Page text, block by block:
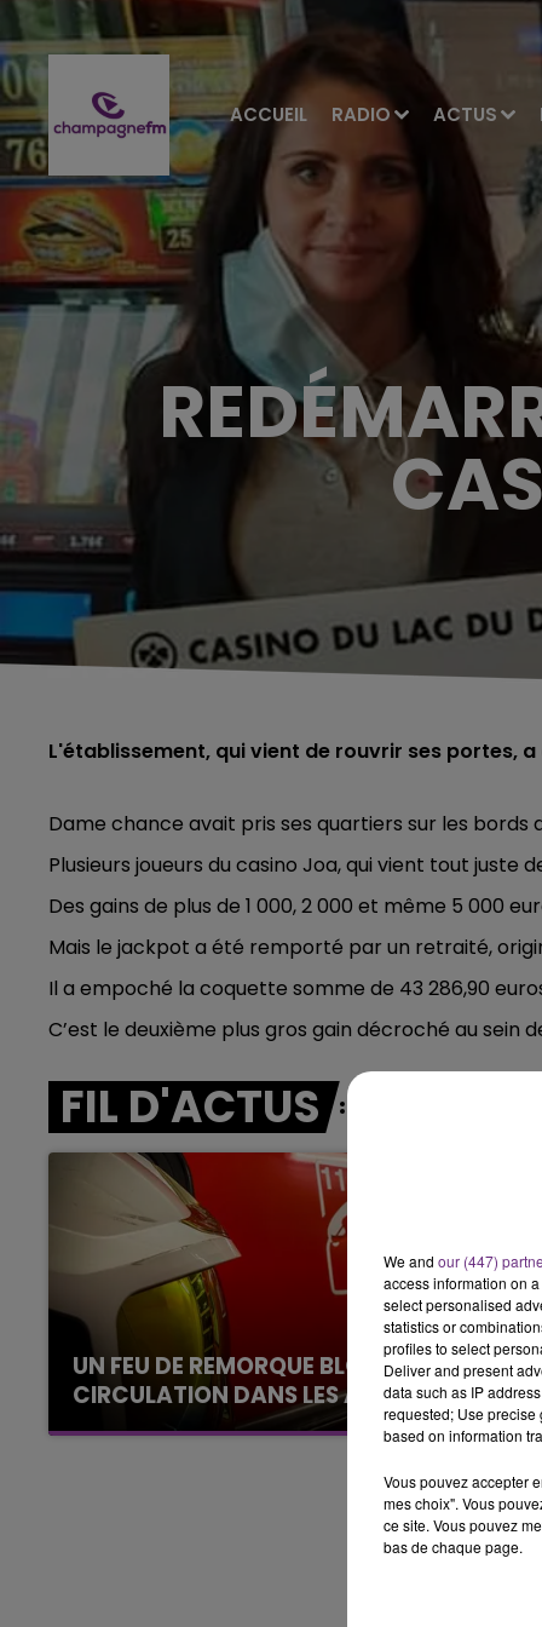
ACCUEIL RADIO ACTUS
5h00 - 6h00
LE BEST OF DE LA FAMILLE
CHAMPAGNE FM
L'établissement, qui vient de rouvrir ses portes,
Dame chance avait pris ses quartiers sur les bords
Plusieurs joueurs du casino Joa, qui vient tout juste
Des gains de plus de 1 000, 2 000 et même 5 000
Mais le jackpot a été remporté par un retraité,
Il a empoché la coquette somme de 43 286,90
C’est le deuxième plus gros gain décroché au sein
FIL D'ACTUS
UN FEU DE REMORQUE BLOQUE LA
CIRCULATION DANS LES ARDENNES
Un feu de remorque s'est déclaré ce mercredi
We and our (447)
access information on
select personalised
statistics or
profiles to select
Deliver and present
data such as IP
requested; Use precise
based on information
Vous pouvez accepter
mes choix". Vous
ce site. Vous pouvez
bas de chaque page.